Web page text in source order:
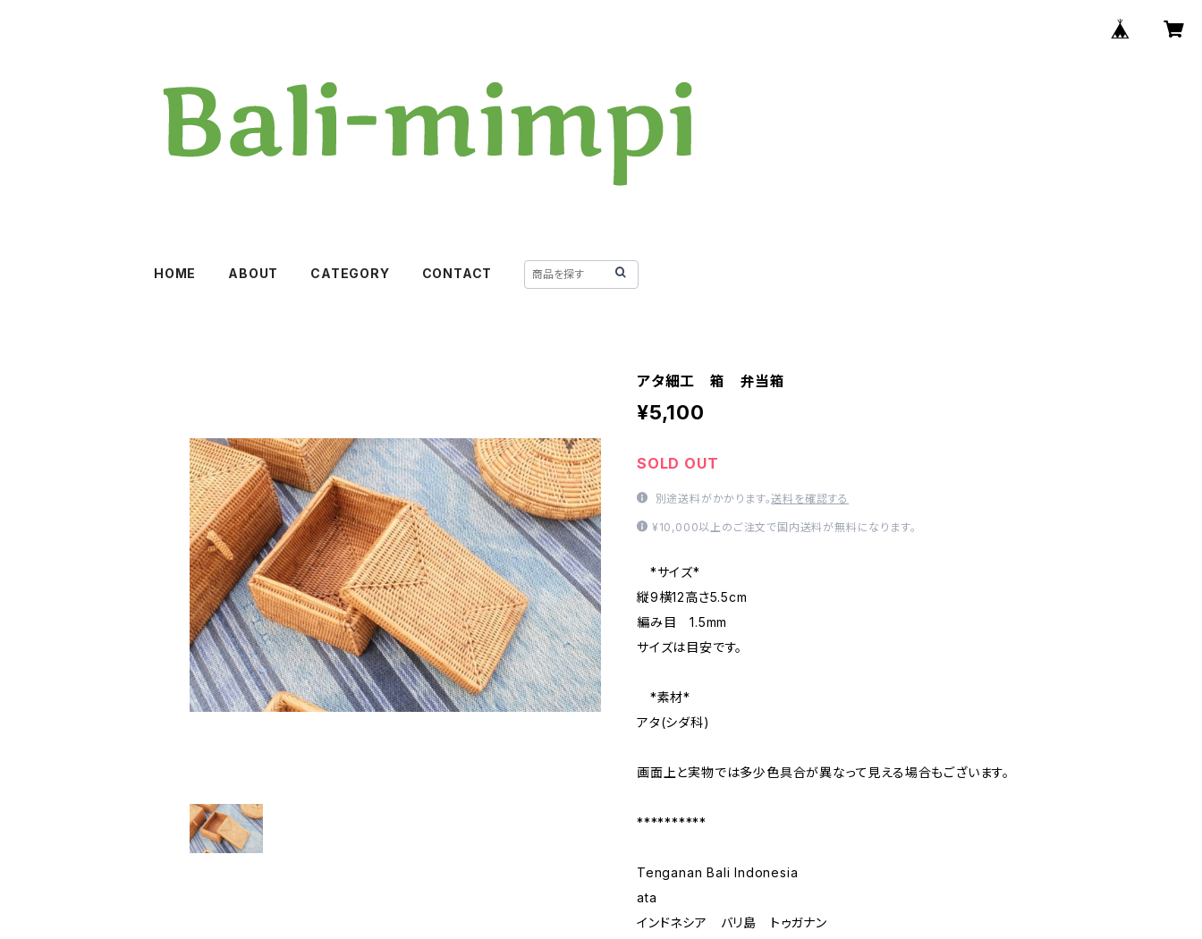
HOME ABOUT CATEGORY CONTACT
アタ細工 箱 弁当箱
¥5,100
SOLD OUT
別途送料がかかります。送料を確認する
¥10,000以上のご注文で国内送料が無料になります。
*サイズ*
縦9横12高さ5.5cm
編み目 1.5mm
サイズは目安です。
*素材*
アタ(シダ科)
画面上と実物では多少色具合が異なって見える場合もございます。
**********
Tenganan Bali Indonesia
ata
インドネシア バリ島 トゥガナン